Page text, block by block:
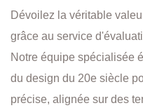
Dévoilez la véritable
grâce au service
Notre équipe spécialisée
du design du 20e siècle
précise, alignée sur des